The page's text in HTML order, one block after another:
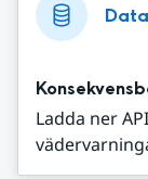
Data
Ladda ner